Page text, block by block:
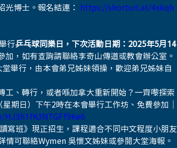
光博士。報名結連： https://shorturl.at/4xkqh
行乒乓球同樂日，下次活動日期：2025年5月14
加，如有查詢請聯絡李奇山傳道或教會辦公室。
舉行，由本會弟兄姊妹領操，歡迎弟兄姊妹自
、轉行，或者喺加拿大重新開始？一齊嚟探索
期日）下午2時在本會舉行工作坊、免費參加｜
寫班》現正招生，課程適合不同中文程度小朋友
情可聯絡Wymen 吳懷文姊妹或參閱大堂海報。